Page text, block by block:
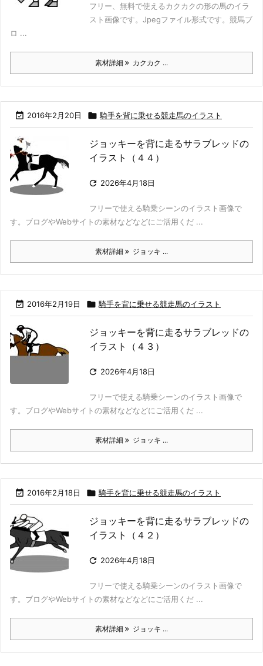
フリー、無料で使えるカクカクの形の馬のイラ
スト画像です。Jpegファイル形式です。競馬ブ
ロ ...
素材詳細 カクカク ...
 2016年2月20日  騎手を背に乗せる競走馬のイラスト
ジョッキーを背に走るサラブレッドの
イラスト（４４）
 2026年4月18日
フリーで使える騎乗シーンのイラスト画像で
す。ブログやWebサイトの素材などなどにご活用くだ ...
素材詳細 ジョッキ ...
 2016年2月19日  騎手を背に乗せる競走馬のイラスト
ジョッキーを背に走るサラブレッドの
イラスト（４３）
 2026年4月18日
フリーで使える騎乗シーンのイラスト画像で
す。ブログやWebサイトの素材などなどにご活用くだ ...
素材詳細 ジョッキ ...
 2016年2月18日  騎手を背に乗せる競走馬のイラスト
ジョッキーを背に走るサラブレッドの
イラスト（４２）
 2026年4月18日
フリーで使える騎乗シーンのイラスト画像で
す。ブログやWebサイトの素材などなどにご活用くだ ...
素材詳細 ジョッキ ...